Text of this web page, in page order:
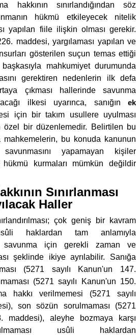
hakkının sınırlandığından söz
hükmü etkileyecek nitelik
yapılan fiile ilişkin olması gerekir.
maddesi, yargılaması yapılan ve
gösterilen suçun temas ettiği
mahkumiyet durumunda
gerektiren nedenlerin ilk defa
çıkması hallerinde savunma
ilkesi uyarınca, sanığın ek
için bir takım usullere uyulması
özel bir düzenlemedir. Belirtilen bu
mahkemelerin, bu konuda kanunun
yapamayan kişiler
hükmü kurmaları mümkün değildir
Sınırlanması
Haller
çok geniş bir kavram
haklardan tam anlamıyla
savunma için gerekli zaman ve
şeklinde ikiye ayrılabilir. Sanığa
(5271 sayılı Kanun'un 147.
(5271 sayılı Kanun'un 150.
hakkı verilmemesi (5271 sayılı
son sözün sorulmaması (5271
maddesi), aleyhe bozmaya karşı
usûli haklardan